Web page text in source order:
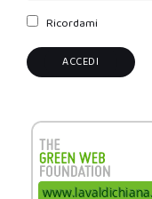
Ricordami